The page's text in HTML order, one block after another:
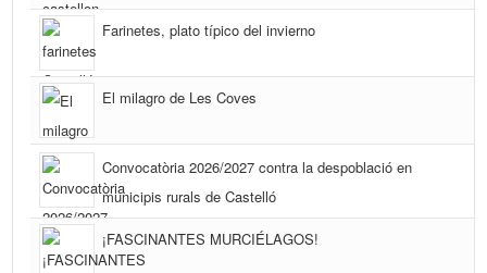
Farinetes, plato típico del invierno
El milagro de Les Coves
Convocatòria 2026/2027 contra la despoblació en
municipis rurals de Castelló
¡FASCINANTES MURCIÉLAGOS!